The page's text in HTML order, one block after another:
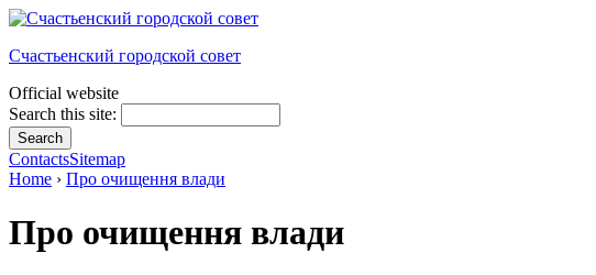
Счастьенский городской совет
Official website
Search this site:
ContactsSitemap
Home › Про очищення влади
Про очищення влади